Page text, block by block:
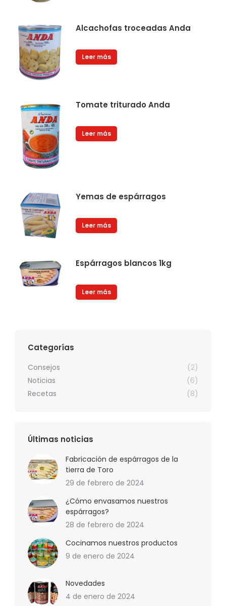
Alcachofas troceadas Anda
Leer más
Tomate triturado Anda
Leer más
Yemas de espárragos
Leer más
Espárragos blancos 1kg
Leer más
Categorías
Consejos
(2)
Noticias
(6)
Recetas
(8)
Últimas noticias
Fabricación de espárragos de la
tierra de Toro
29 de febrero de 2024
¿Cómo envasamos nuestros
espárragos?
28 de febrero de 2024
Cocinamos nuestros productos
9 de enero de 2024
Novedades
4 de enero de 2024